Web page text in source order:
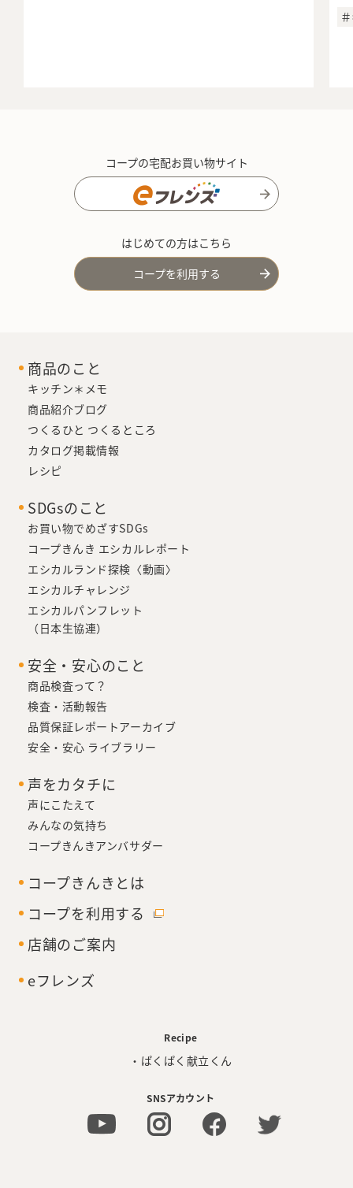
コープの宅配お買い物サイト
はじめての方はこちら
コープを利用する
商品のこと
キッチン＊メモ
商品紹介ブログ
つくるひと つくるところ
カタログ掲載情報
レシピ
SDGsのこと
お買い物でめざすSDGs
コープきんき エシカルレポート
エシカルランド探検〈動画〉
エシカルチャレンジ
エシカルパンフレット
（日本生協連）
安全・安心のこと
商品検査って？
検査・活動報告
品質保証レポートアーカイブ
安全・安心 ライブラリー
声をカタチに
声にこたえて
みんなの気持ち
コープきんきアンバサダー
コープきんきとは
コープを利用する
店舗のご案内
eフレンズ
Recipe
・ぱくぱく献立くん
SNSアカウント